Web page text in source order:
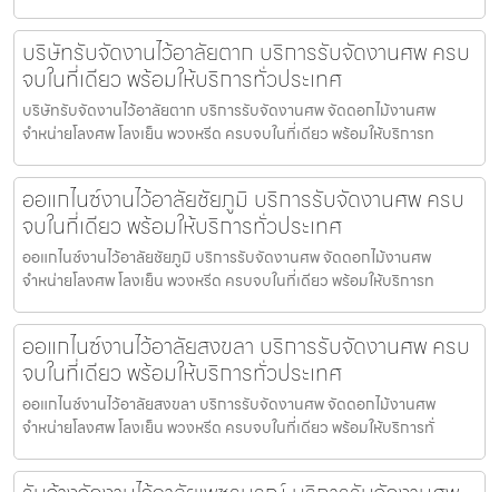
บริษัทรับจัดงานไว้อาลัยตาก บริการรับจัดงานศพ ครบ
จบในที่เดียว พร้อมให้บริการทั่วประเทศ
บริษัทรับจัดงานไว้อาลัยตาก บริการรับจัดงานศพ จัดดอกไม้งานศพ
จำหน่ายโลงศพ โลงเย็น พวงหรีด ครบจบในที่เดียว พร้อมให้บริการท
ออแกไนซ์งานไว้อาลัยชัยภูมิ บริการรับจัดงานศพ ครบ
จบในที่เดียว พร้อมให้บริการทั่วประเทศ
ออแกไนซ์งานไว้อาลัยชัยภูมิ บริการรับจัดงานศพ จัดดอกไม้งานศพ
จำหน่ายโลงศพ โลงเย็น พวงหรีด ครบจบในที่เดียว พร้อมให้บริการท
ออแกไนซ์งานไว้อาลัยสงขลา บริการรับจัดงานศพ ครบ
จบในที่เดียว พร้อมให้บริการทั่วประเทศ
ออแกไนซ์งานไว้อาลัยสงขลา บริการรับจัดงานศพ จัดดอกไม้งานศพ
จำหน่ายโลงศพ โลงเย็น พวงหรีด ครบจบในที่เดียว พร้อมให้บริการทั่